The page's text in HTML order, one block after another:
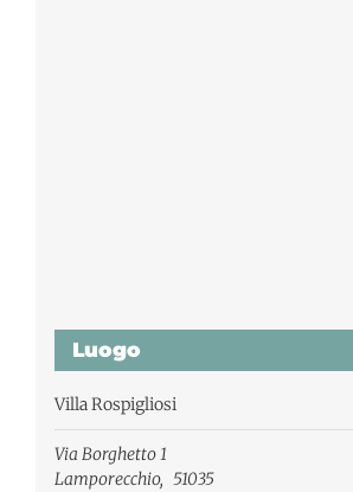
Luogo
Villa Rospigliosi
Via Borghetto 1
Lamporecchio, 51035